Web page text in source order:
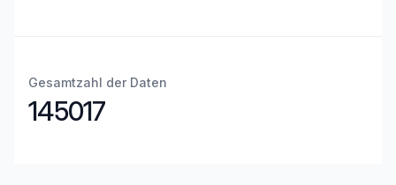
Gesamtzahl der Daten
145017